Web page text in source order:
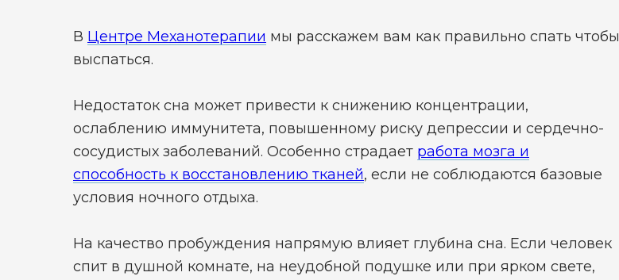
В Центре Механотерапии мы расскажем вам как правильно спать чтобы
выспаться.
Недостаток сна может привести к снижению концентрации,
ослаблению иммунитета, повышенному риску депрессии и сердечно-
сосудистых заболеваний. Особенно страдает работа мозга и
способность к восстановлению тканей, если не соблюдаются базовые
условия ночного отдыха.
На качество пробуждения напрямую влияет глубина сна. Если человек
спит в душной комнате, на неудобной подушке или при ярком свете,